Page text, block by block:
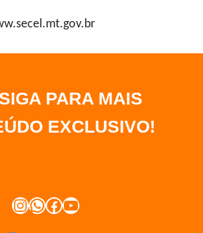
PARA MAIS
EXCLUSIVO!